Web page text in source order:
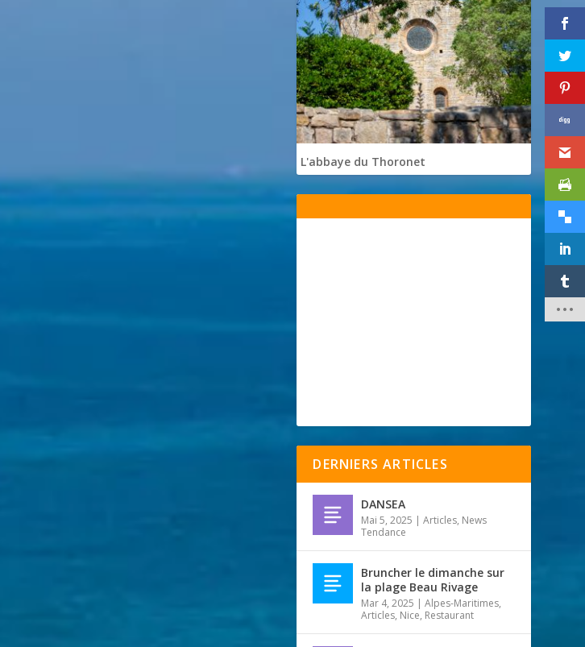
L'abbaye du Thoronet
DERNIERS ARTICLES
DANSEA
Mai 5, 2025 |Articles, News
Tendance
Bruncher le dimanche sur
la plage Beau Rivage
Mar 4, 2025 |Alpes-Maritimes,
Articles, Nice, Restaurant